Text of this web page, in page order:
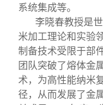
系统集成等。
李晓春教授是
米加工理论和实验
制备技术受限于部
团队突破了熔体金
术，为高性能纳米
径，从而发展了金